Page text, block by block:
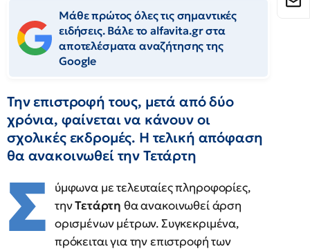
Μάθε πρώτος όλες τις σημαντικές
ειδήσεις. Βάλε το alfavita.gr στα
αποτελέσματα αναζήτησης της
Google
Την επιστροφή τους, μετά από δύο
χρόνια, φαίνεται να κάνουν οι
σχολικές εκδρομές. Η τελική απόφαση
θα ανακοινωθεί την Τετάρτη
Σ
ύμφωνα με τελευταίες πληροφορίες,
τηνΤετάρτη θα ανακοινωθεί άρση
ορισμένων μέτρων. Συγκεκριμένα,
πρόκειται για την επιστροφή των